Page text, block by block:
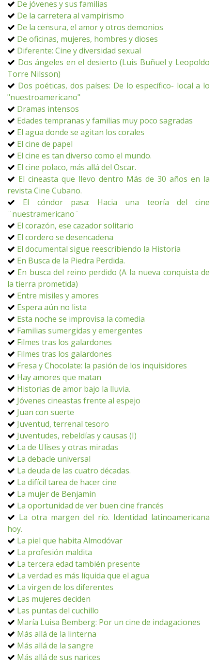
De jóvenes y sus familias
De la carretera al vampirismo
De la censura, el amor y otros demonios
De oficinas, mujeres, hombres y dioses
Diferente: Cine y diversidad sexual
Dos ángeles en el desierto (Luis Buñuel y Leopoldo
Torre Nilsson)
Dos poéticas, dos países: De lo específico- local a lo
"nuestroamericano"
Dramas intensos
Edades tempranas y familias muy poco sagradas
El agua donde se agitan los corales
El cine de papel
El cine es tan diverso como el mundo.
El cine polaco, más allá del Oscar.
El cineasta que llevo dentro Más de 30 años en la
revista Cine Cubano.
El cóndor pasa: Hacia una teoría del cine
¨nuestramericano¨
El corazón, ese cazador solitario
El cordero se desencadena
El documental sigue reescribiendo la Historia
En Busca de la Piedra Perdida.
En busca del reino perdido (A la nueva conquista de
la tierra prometida)
Entre misiles y amores
Espera aún no lista
Esta noche se improvisa la comedia
Familias sumergidas y emergentes
Filmes tras los galardones
Filmes tras los galardones
Fresa y Chocolate: la pasión de los inquisidores
Hay amores que matan
Historias de amor bajo la lluvia.
Jóvenes cineastas frente al espejo
Juan con suerte
Juventud, terrenal tesoro
Juventudes, rebeldías y causas (I)
La de Ulises y otras miradas
La debacle universal
La deuda de las cuatro décadas.
La difícil tarea de hacer cine
La mujer de Benjamin
La oportunidad de ver buen cine francés
La otra margen del río. Identidad latinoamericana
hoy.
La piel que habita Almodóvar
La profesión maldita
La tercera edad también presente
La verdad es más líquida que el agua
La virgen de los diferentes
Las mujeres deciden
Las puntas del cuchillo
María Luisa Bemberg: Por un cine de indagaciones
Más allá de la linterna
Más allá de la sangre
Más allá de sus narices